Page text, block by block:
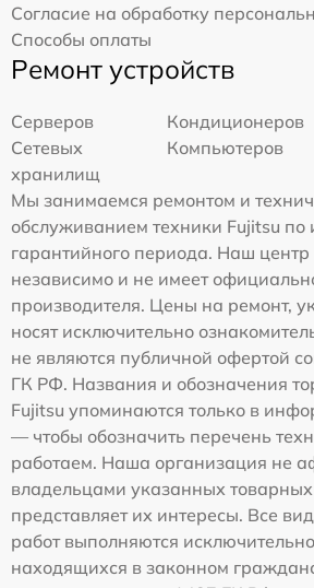
Согласие на обработку
Способы оплаты
Ремонт устройств
Серверов
Кондиционеров
Сетевых
хранилищ
Компьютеров
Мы занимаемся ремонтом и
обслуживанием техники Fujitsu по
гарантийного периода. Наш центр
независимо и не имеет
производителя. Цены на ремонт,
носят исключительно
не являются публичной офертой
ГК РФ. Названия и обозначения
Fujitsu упоминаются только в
— чтобы обозначить перечень
работаем. Наша организация не
владельцами указанных
представляет их интересы. Все
работ выполняются
находящихся в законном